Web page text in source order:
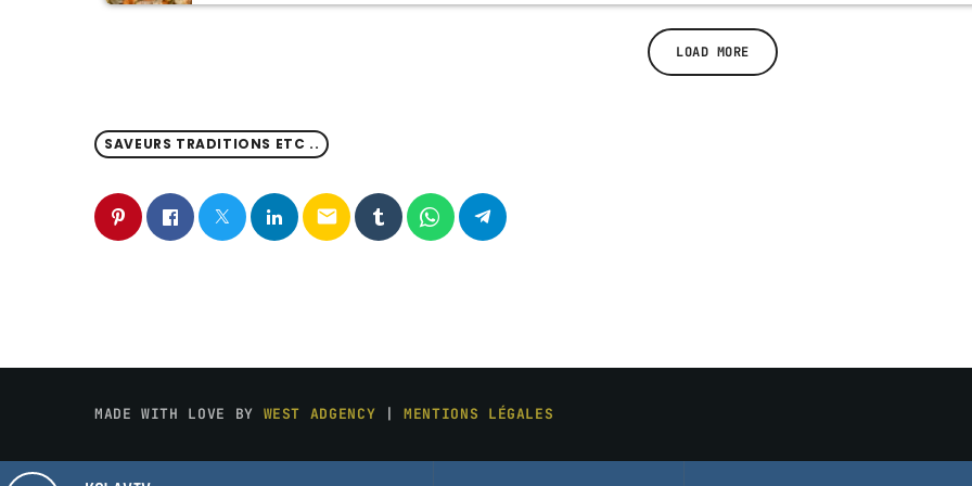
LOAD MORE
SAVEURS TRADITIONS ETC ..
email
MADE WITH LOVE BY WEST ADGENCY |MENTIONS LÉGALES